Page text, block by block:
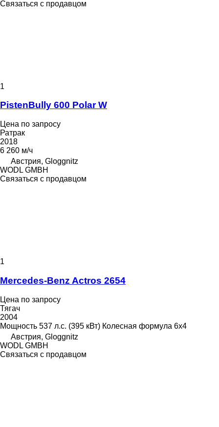
Связаться с продавцом
1
PistenBully 600 Polar W
Цена по запросу
Ратрак
2018
6 260 м/ч
Австрия, Gloggnitz
WODL GMBH
Связаться с продавцом
1
Mercedes-Benz Actros 2654
Цена по запросу
Тягач
2004
Мощность 537 л.с. (395 кВт) Колесная формула 6x4
Австрия, Gloggnitz
WODL GMBH
Связаться с продавцом